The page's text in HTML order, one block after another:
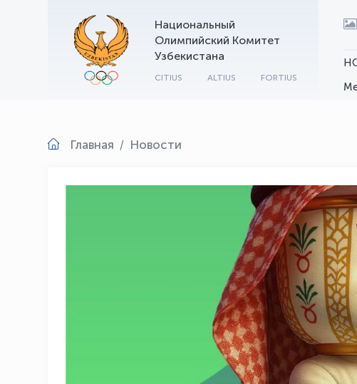
Национальный
Олимпийский Комитет
Узбекистана
CITIUS ALTIUS FORTIUS
Главная Новости